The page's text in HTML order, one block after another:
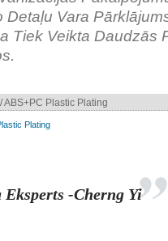
Detaļu Vara
Tiek Veikta Daudzās
ABS+PC Plastic Plating
Plating
-Cherng Yi